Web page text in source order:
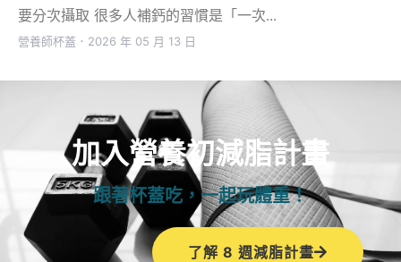
要分次攝取 很多人補鈣的習慣是「一次...
營養師杯蓋 ． 2026 年 05 月 13 日
加入營養初減脂計畫
跟著杯蓋吃，一起玩體重！
了解 8 週減脂計畫